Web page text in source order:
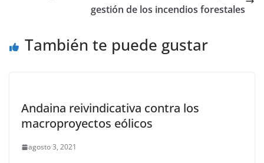
gestión de los incendios forestales
También te puede gustar
Andaina reivindicativa contra los
macroproyectos eólicos
agosto 3, 2021